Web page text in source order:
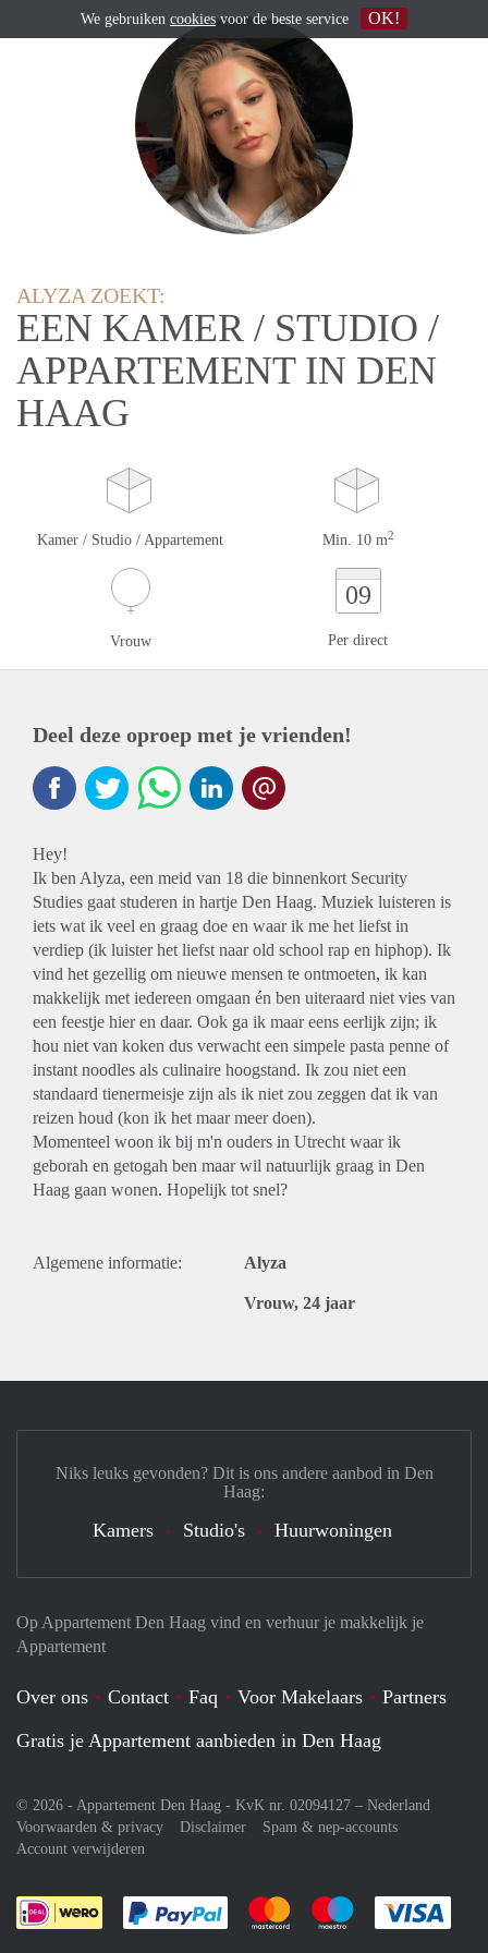
ALYZA ZOEKT:
EEN KAMER / STUDIO /
APPARTEMENT IN DEN
HAAG
Kamer / Studio / Appartement Min. 10 m2
Vrouw
09
Per direct
Deel deze oproep met je vrienden!
Hey!
Ik ben Alyza, een meid van 18 die binnenkort Security
Studies gaat studeren in hartje Den Haag. Muziek luisteren is
iets wat ik veel en graag doe en waar ik me het liefst in
verdiep (ik luister het liefst naar old school rap en hiphop). Ik
vind het gezellig om nieuwe mensen te ontmoeten, ik kan
makkelijk met iedereen omgaan én ben uiteraard niet vies van
een feestje hier en daar. Ook ga ik maar eens eerlijk zijn; ik
hou niet van koken dus verwacht een simpele pasta penne of
instant noodles als culinaire hoogstand. Ik zou niet een
standaard tienermeisje zijn als ik niet zou zeggen dat ik van
reizen houd (kon ik het maar meer doen).
Momenteel woon ik bij m'n ouders in Utrecht waar ik
geborah en getogah ben maar wil natuurlijk graag in Den
Haag gaan wonen. Hopelijk tot snel?
Algemene informatie: Alyza
Vrouw, 24 jaar
Op Appartement Den Haag vind en verhuur je makkelijk je
Appartement
Over ons Contact Faq Voor Makelaars
Partners
Gratis je Appartement aanbieden in Den Haag
© 2026 - Appartement Den Haag - KvK nr. 02094127 – Nederland
Voorwaarden & privacy
Disclaimer
Spam & nep-accounts
Account verwijderen
Je rekent gemakkelijk af met Paypal
Je rekent gemakkelijk af met
Je rekent
Niks leuks gevonden? Dit is ons andere aanbod in Den
Haag:
Kamers Studio's Huurwoningen
We gebruiken cookies voor de beste service OK!